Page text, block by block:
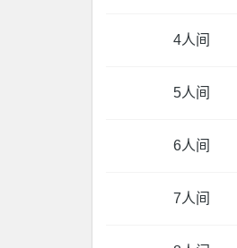
4人间
5人间
6人间
7人间